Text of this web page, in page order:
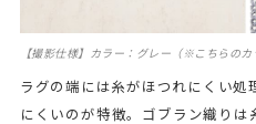
【撮影仕様】カラー：グレー（※こちらのカ
ラグの端には糸がほつれにくい処
にくいのが特徴。ゴブラン織り